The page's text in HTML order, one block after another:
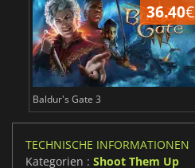
36.40€
Baldur's Gate 3
TECHNISCHE INFORMATIONEN
Kategorien : Shoot Them Up